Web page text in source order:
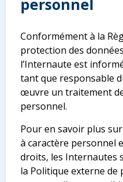
personnel
Conformément à la
protection des
l’Internaute est
tant que responsable
œuvre un traitement
personnel.
Pour en savoir plus
à caractère personnel
droits, les Internautes
la Politique externe de